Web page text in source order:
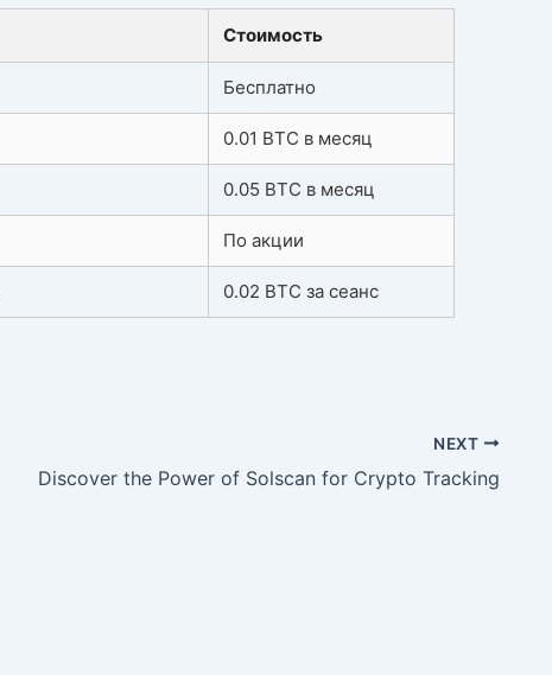
Стоимость
Бесплатно
0.01 BTC в месяц
0.05 BTC в месяц
По акции
0.02 BTC за сеанс
NEXT
Discover the Power of Solscan for Crypto Tracking